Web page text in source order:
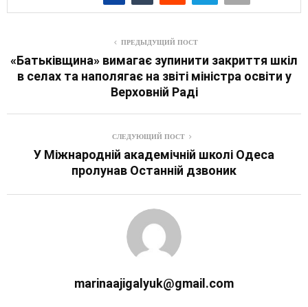
ПРЕДЫДУЩИЙ ПОСТ
«Батьківщина» вимагає зупинити закриття шкіл
в селах та наполягає на звіті міністра освіти у
Верховній Раді
СЛЕДУЮЩИЙ ПОСТ
У Міжнародній академічній школі Одеса
пролунав Останній дзвоник
marinaajigalyuk@gmail.com